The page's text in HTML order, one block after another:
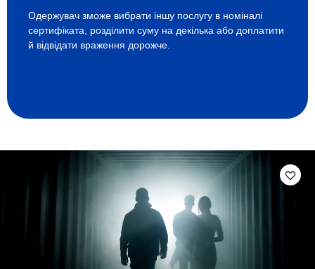
Одержувач зможе вибрати іншу послугу в номіналі
сертифіката, розділити суму на декілька або доплатити
й відвідати враження дорожче.